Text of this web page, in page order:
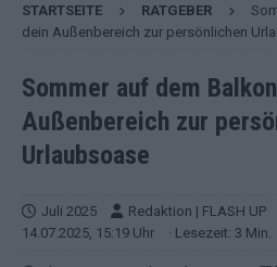
STARTSEITE RATGEBER
dein Außenbereich zur persönlichen
Sommer auf dem
Außenbereich zur
Urlaubsoase
Juli 2025 Redaktion | FLASH UP
14.07.2025, 15:19 Uhr
· Lesezeit: 3 Min.